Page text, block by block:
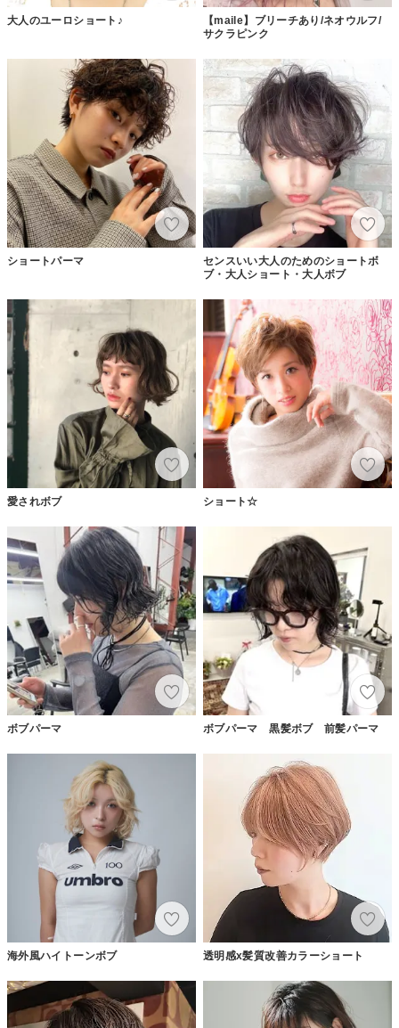
大人のユーロショート♪
【maile】ブリーチあり/ネオウルフ/
サクラピンク
ショートパーマ
センスいい大人のためのショートボ
ブ・大人ショート・大人ボブ
愛されボブ ショート☆
ボブパーマ ボブパーマ 黒髪ボブ 前髪パーマ
海外風ハイトーンボブ 透明感x髪質改善カラーショート